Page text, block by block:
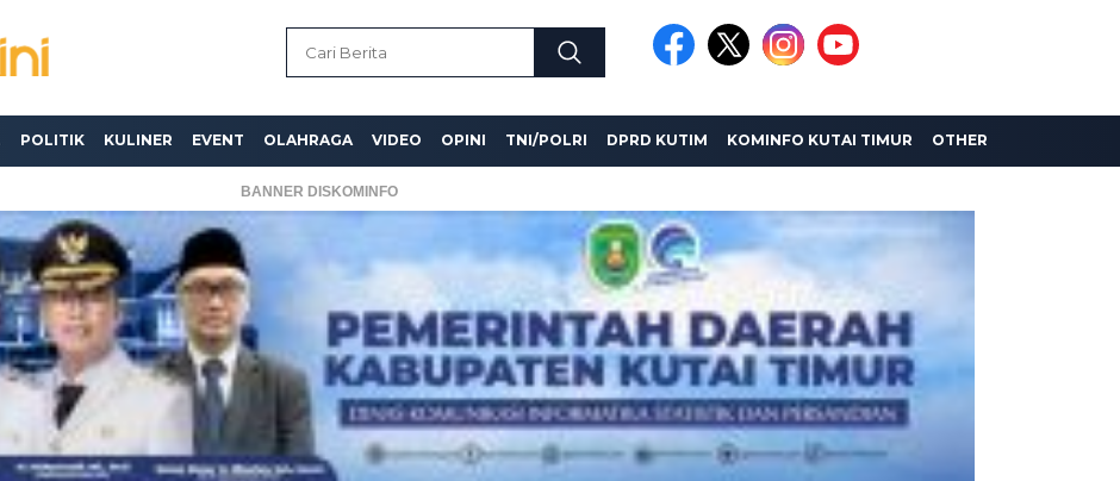
POLITIK KULINER EVENT OLAHRAGA VIDEO OPINI TNI/POLRI DPRD KUTIM KOMINFO KUTAI TIMUR OTHER
BANNER DISKOMINFO